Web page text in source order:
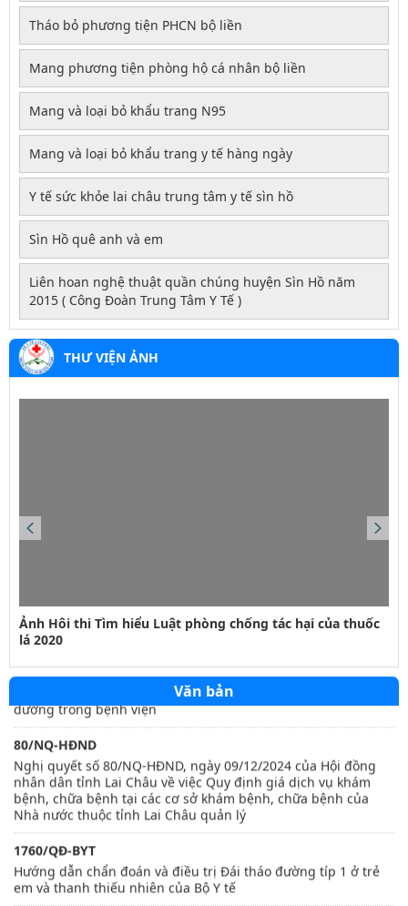
Tháo bỏ phương tiện PHCN bộ liền
Mang phương tiện phòng hộ cá nhân bộ liền
Mang và loại bỏ khẩu trang N95
Mang và loại bỏ khẩu trang y tế hàng ngày
Y tế sức khỏe lai châu trung tâm y tế sìn hồ
Sìn Hồ quê anh và em
Liên hoan nghệ thuật quần chúng huyện Sìn Hồ năm
2015 ( Công Đoàn Trung Tâm Y Tế )
THƯ VIỆN ẢNH
Ảnh Hôi thi Tìm hiểu Luật phòng chống tác hại của thuốc
lá 2020
Văn bản
423/QĐ-BVHTTDL
Quy định quy tắc ứng xử văn hoá trên môi trường số
21/2021/TT-BYT
Thông tư số 21/2021/TT-BYT quy định về hoạt động điều
dưỡng trong bệnh viện
80/NQ-HĐND
Nghị quyết số 80/NQ-HĐND, ngày 09/12/2024 của Hội đồng
nhân dân tỉnh Lai Châu về việc Quy định giá dịch vụ khám
bệnh, chữa bệnh tại các cơ sở khám bệnh, chữa bệnh của
Nhà nước thuộc tỉnh Lai Châu quản lý
1760/QĐ-BYT
Hướng dẫn chẩn đoán và điều trị Đái tháo đường típ 1 ở trẻ
em và thanh thiếu nhiên của Bộ Y tế